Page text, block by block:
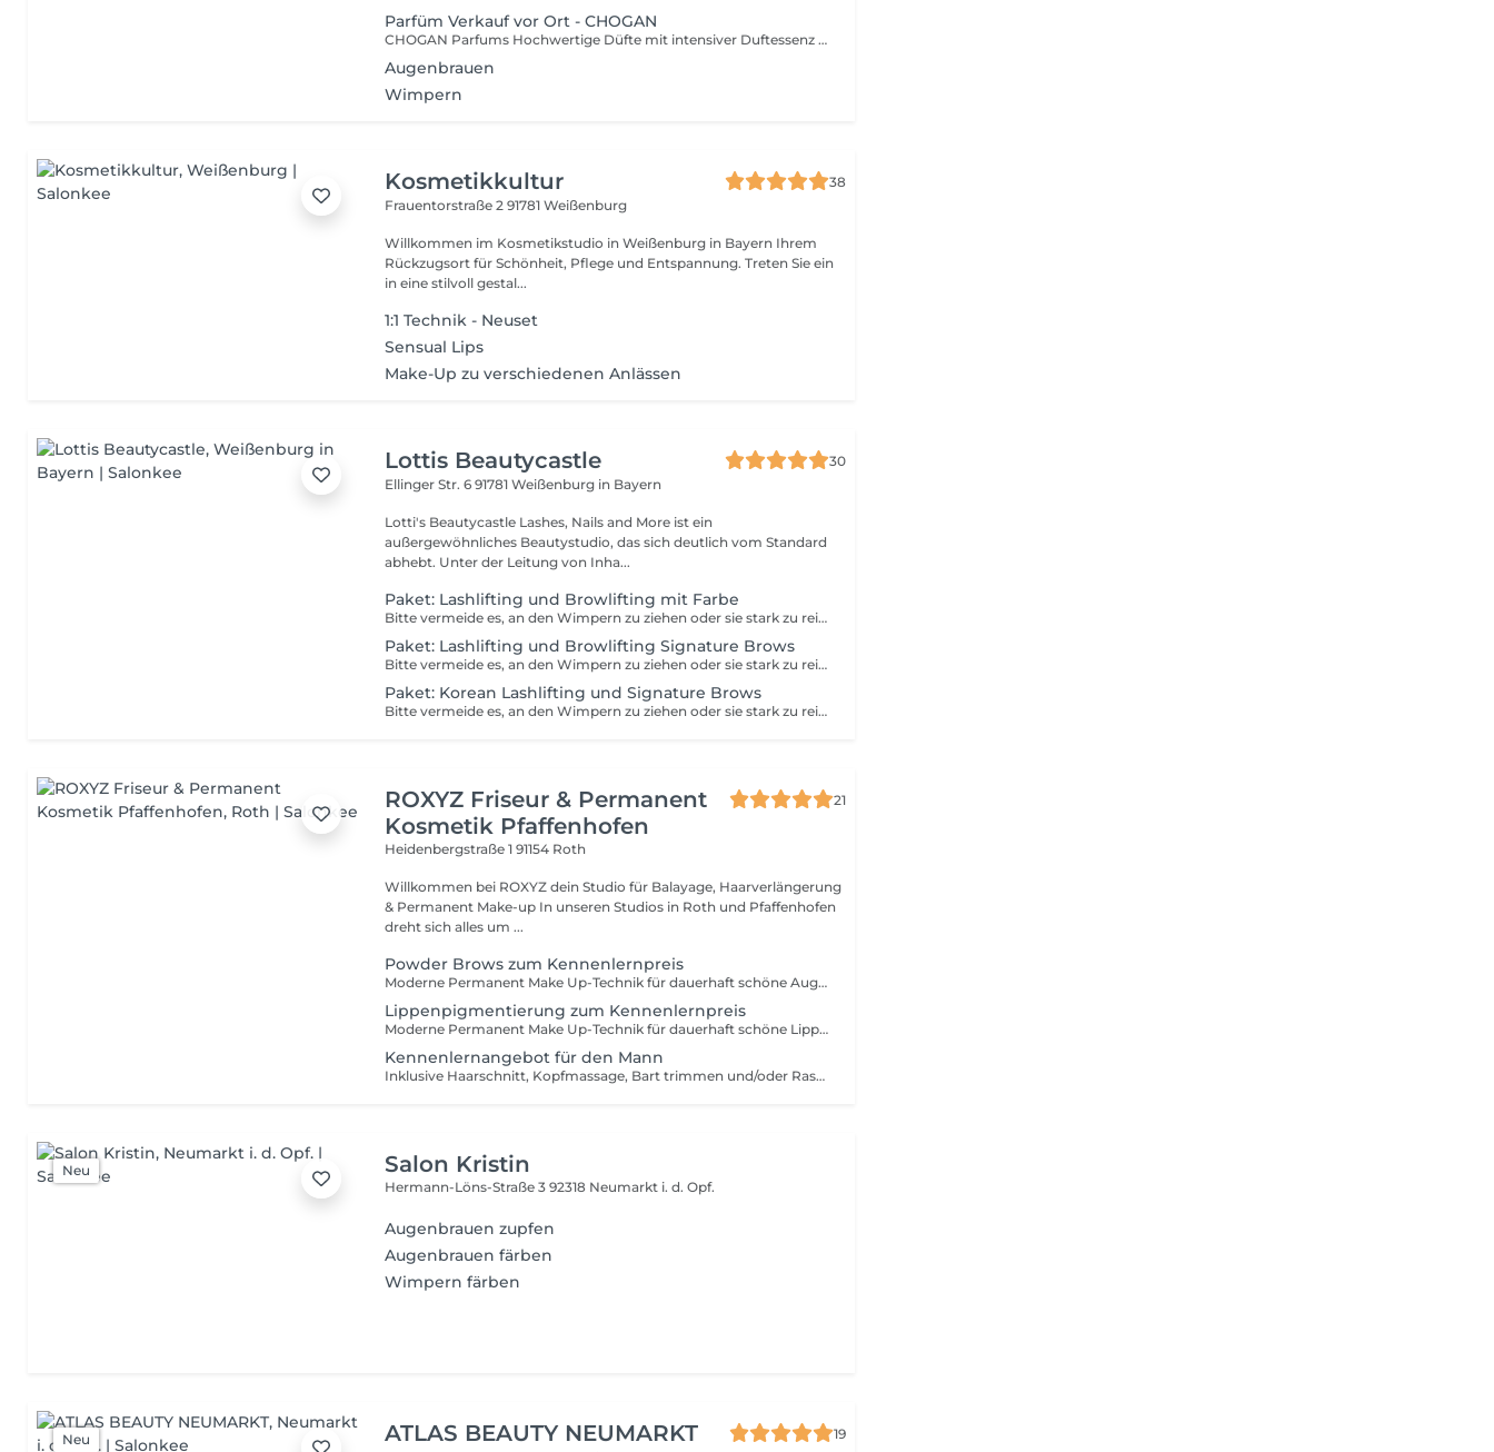
Parfüm Verkauf vor Ort - CHOGAN
CHOGAN Parfums Hochwertige Düfte mit intensiver Duftessenz In meiner Rafiye's Beauty Lounge erhalten Sie exklusive Parfums der Marke CHOGAN, die von bekannten, marktführenden Duftnoten inspiriert sind. Die Düfte werden aus hochwertigen, veganen Ölen hergestellt und enthalten einen besonders hohen Anteil an Duftessenz von über 30 % Dadurch zeichnen sie sich durch ihre intensive, langanhaltende Duftwirkung aus. Die Parfums sind vegan, tierversuchsfrei und hautfreundlich formuliert. Sie bieten eine sehr hohe Qualität zu einem deutlich günstigeren Preis im Vergleich zu vielen bekannten Designer-Düften. Meine Kundinnen und Kunden sind zu ca. 99 % zufrieden und begeistert von der Haltbarkeit, Intensität und Vielfalt der Düfte Testen & kaufen in angenehmer Atmosphäre Alle CHOGAN-Düfte können direkt bei mir im Salon getestet werden. Der Duftkoffer steht in meiner Beauty Lounge bereit, sodass Sie in entspannter Atmosphäre gerne bei einem Kaffee oder Tee Ihren Lieblingsduft entdecken können. Sie haben die Möglichkeit bequem bei mir zu bestellen Es gibt eine große Auswahl an Damen-, Herren- und Unisex-Düften. Einfach vorbeikommen, testen und verlieben.
Augenbrauen
Wimpern
Kosmetikkultur
38
Frauentorstraße 291781 Weißenburg
Willkommen im Kosmetikstudio in Weißenburg in Bayern Ihrem
Rückzugsort für Schönheit, Pflege und Entspannung. Treten Sie ein
in eine stilvoll gestal...
1:1 Technik - Neuset
Sensual Lips
Make-Up zu verschiedenen Anlässen
Lottis Beautycastle
30
Ellinger Str. 691781 Weißenburg in Bayern
Lotti's Beautycastle Lashes, Nails and More ist ein
außergewöhnliches Beautystudio, das sich deutlich vom Standard
abhebt. Unter der Leitung von Inha...
Paket: Lashlifting und Browlifting mit Farbe
Bitte vermeide es, an den Wimpern zu ziehen oder sie stark zu reiben. Direkt nach der Behandlung empfiehlt sich bei starker Sonneneinstrahlung das Tragen einer Sonnenbrille. Für ein optimales Ergebnis ist es außerdem sinnvoll, in der ersten Nacht möglichst auf dem Rücken zu schlafen. Regelmäßige Pflege mit einer Keratinpflege hält die Wimpern und die Augenbrauen geschmeidig und unterstütz deren Gesundheit. Eine passende Pflege ist bei mir erhältlich, zudem erhältst du nach deiner Behandlung eine kleine Pflegeprobe.
Paket: Lashlifting und Browlifting Signature Brows
Bitte vermeide es, an den Wimpern zu ziehen oder sie stark zu reiben. Direkt nach der Behandlung empfiehlt sich bei starker Sonneneinstrahlung das Tragen einer Sonnenbrille. Für ein optimales Ergebnis ist es außerdem sinnvoll, in der ersten Nacht möglichst auf dem Rücken zu schlafen. Regelmäßige Pflege mit einer Keratinpflege hält die Wimpern und Augenbrauen geschmeidig und unterstütz deren Gesundheit. Eine passende Pflege ist bei mir erhältlich, zudem erhältst du nach deiner Behandlung eine kleine Pflegeprobe.
Paket: Korean Lashlifting und Signature Brows
Bitte vermeide es, an den Wimpern zu ziehen oder sie stark zu reiben. Direkt nach der Behandlung empfiehlt sich bei starker Sonneneinstrahlung das Tragen einer Sonnenbrille. Für ein optimales Ergebnis ist es außerdem sinnvoll, in der ersten Nacht möglichst auf dem Rücken zu schlafen. Regelmäßige Pflege mit einer Keratinpflege hält die Wimpern und Augenbrauen geschmeidig und unterstütz deren Gesundheit. Eine passende Pflege ist bei mir erhältlich, zudem erhältst du nach deiner Behandlung eine kleine Pflegeprobe.
ROXYZ Friseur & Permanent
Kosmetik Pfaffenhofen
21
Heidenbergstraße 191154 Roth
Willkommen bei ROXYZ dein Studio für Balayage, Haarverlängerung
& Permanent Make-up In unseren Studios in Roth und Pfaffenhofen
dreht sich alles um ...
Powder Brows zum Kennenlernpreis
Moderne Permanent Make Up-Technik für dauerhaft schöne Augenbrauen. Kein nachzeichnen oder verschmieren mehr!
Lippenpigmentierung zum Kennenlernpreis
Moderne Permanent Make Up-Technik für dauerhaft schöne Lippen. Kein nachzeichnen oder verschmieren mehr!
Kennenlernangebot für den Mann
Inklusive Haarschnitt, Kopfmassage, Bart trimmen und/oder Rasur, Waxbehandlung für Nasen und/oder Ohrenhaare, Augenbrauenkorrektur mit Faden und abgestimmten Pflege- und Stylingprodukten. Diese Aktion kann auch in der Filiale in Roth gebucht werden.
Neu Salon Kristin
Hermann-Löns-Straße 392318 Neumarkt i. d. Opf.
Augenbrauen zupfen
Augenbrauen färben
Wimpern färben
Neu ATLAS BEAUTY NEUMARKT
19